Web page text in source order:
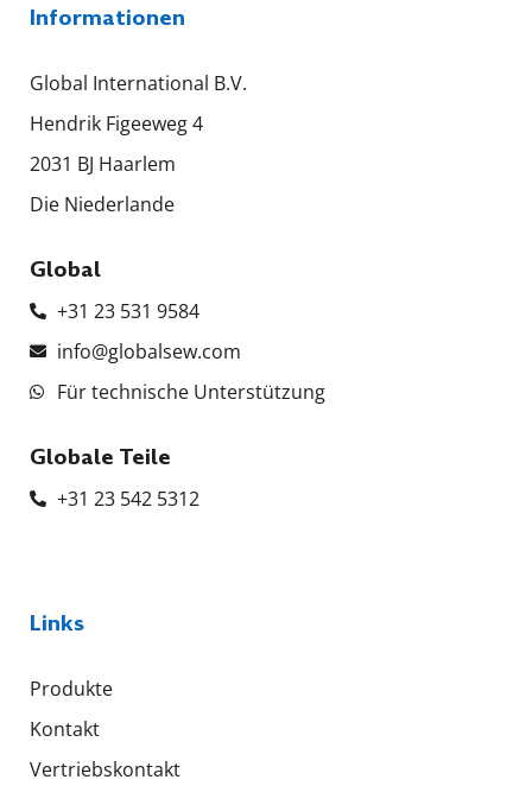
Informationen
Global International B.V.
Hendrik Figeeweg 4
2031 BJ Haarlem
Die Niederlande
Global
+31 23 531 9584
info@globalsew.com
Für technische Unterstützung
Globale Teile
+31 23 542 5312
Links
Produkte
Kontakt
Vertriebskontakt